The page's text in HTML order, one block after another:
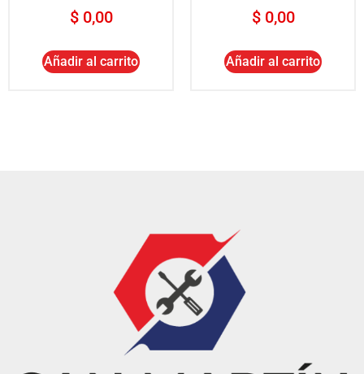
$0,00
Añadir al carrito
$0,00
Añadir al carrito